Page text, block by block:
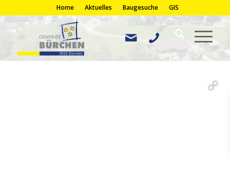
Home Aktuelles Baugesuche GIS